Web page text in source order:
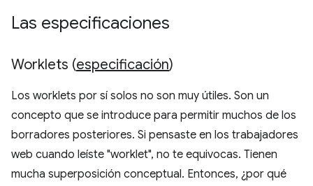
Las especificaciones
Worklets (especificación)
Los worklets por sí solos no son muy útiles. Son un
concepto que se introduce para permitir muchos de los
borradores posteriores. Si pensaste en los trabajadores
web cuando leíste "worklet", no te equivocas. Tienen
mucha superposición conceptual. Entonces, ¿por qué